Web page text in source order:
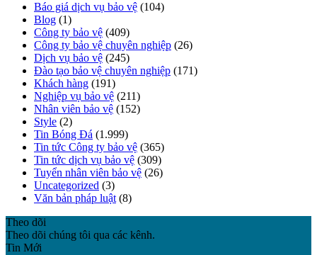
Báo giá dịch vụ bảo vệ (104)
Blog (1)
Công ty bảo vệ (409)
Công ty bảo vệ chuyên nghiệp (26)
Dịch vụ bảo vệ (245)
Đào tạo bảo vệ chuyên nghiệp (171)
Khách hàng (191)
Nghiệp vụ bảo vệ (211)
Nhân viên bảo vệ (152)
Style (2)
Tin Bóng Đá (1.999)
Tin tức Công ty bảo vệ (365)
Tin tức dịch vụ bảo vệ (309)
Tuyển nhân viên bảo vệ (26)
Uncategorized (3)
Văn bản pháp luật (8)
Theo dõi
Theo dõi chúng tôi qua các kênh.
Tin Mới